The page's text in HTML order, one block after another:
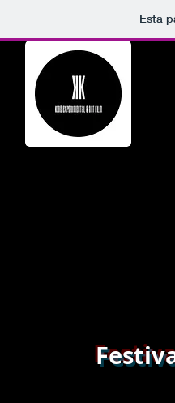
Esta